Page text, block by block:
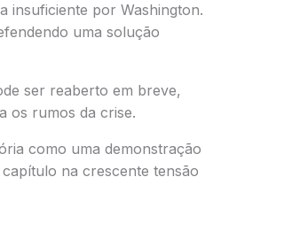
insuficiente por Washington.
uma solução
ser reaberto em breve,
os rumos da crise.
como uma demonstração
na crescente tensão